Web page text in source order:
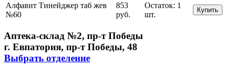
Алфавит Тинейджер таб жев
№60
853
руб.
Остаток: 1
шт.
Купить
Аптека-склад №2, пр-т Победы
г. Евпатория, пр-т Победы, 48
Выбрать отделение